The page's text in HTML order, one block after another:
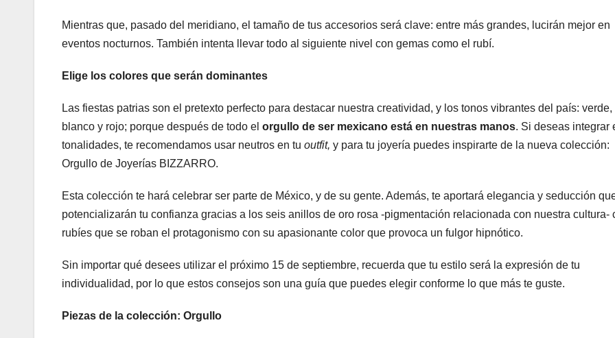
Mientras que, pasado del meridiano, el tamaño de tus accesorios será clave: entre más grandes, lucirán mejor en
eventos nocturnos. También intenta llevar todo al siguiente nivel con gemas como el rubí.
Elige los colores que serán dominantes
Las fiestas patrias son el pretexto perfecto para destacar nuestra creatividad, y los tonos vibrantes del país: verde,
blanco y rojo; porque después de todo el orgullo de ser mexicano está en nuestras manos. Si deseas integrar
tonalidades, te recomendamos usar neutros en tu outfit, y para tu joyería puedes inspirarte de la nueva colección:
Orgullo de Joyerías BIZZARRO.
Esta colección te hará celebrar ser parte de México, y de su gente. Además, te aportará elegancia y seducción
potencializarán tu confianza gracias a los seis anillos de oro rosa -pigmentación relacionada con nuestra cultura-
rubíes que se roban el protagonismo con su apasionante color que provoca un fulgor hipnótico.
Sin importar qué desees utilizar el próximo 15 de septiembre, recuerda que tu estilo será la expresión de tu
individualidad, por lo que estos consejos son una guía que puedes elegir conforme lo que más te guste.
Piezas de la colección: Orgullo